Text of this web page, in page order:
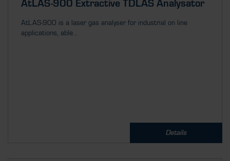
AtLAS-900 Extractive TDLAS Analysator
AtLAS-900 is a laser gas analyser for industrial on line
applications, able...
Details